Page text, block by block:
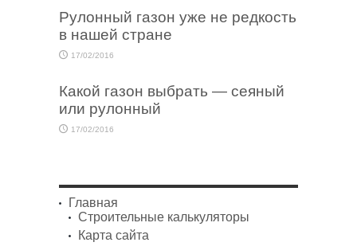
Рулонный газон уже не редкость
в нашей стране
17/02/2016
Какой газон выбрать — сеяный
или рулонный
17/02/2016
Главная
Строительные калькуляторы
Карта сайта